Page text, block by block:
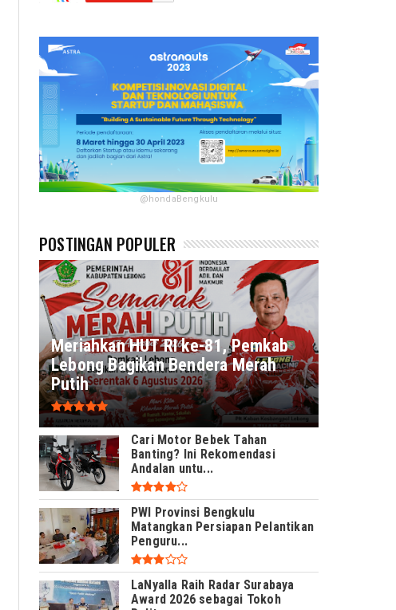
@hondaBengkulu
POSTINGAN POPULER
Meriahkan HUT RI ke-81, Pemkab
Lebong Bagikan Bendera Merah
Putih
Cari Motor Bebek Tahan
Banting? Ini Rekomendasi
Andalan untu...
PWI Provinsi Bengkulu
Matangkan Persiapan Pelantikan
Penguru...
LaNyalla Raih Radar Surabaya
Award 2026 sebagai Tokoh